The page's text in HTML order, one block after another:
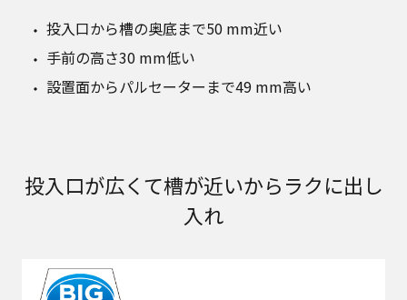
投入口から槽の奥底まで50 mm近い
手前の高さ30 mm低い
設置面からパルセーターまで49 mm高い
投入口が広くて槽が近いからラクに出し
入れ